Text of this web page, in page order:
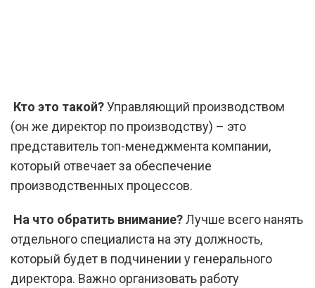
Кто это такой?Управляющий производством
(он же директор по производству) – это
представитель топ-менеджмента компании,
который отвечает за обеспечение
производственных процессов.
На что обратить внимание?Лучше всего нанять
отдельного специалиста на эту должность,
который будет в подчинении у генерального
директора. Важно организовать работу